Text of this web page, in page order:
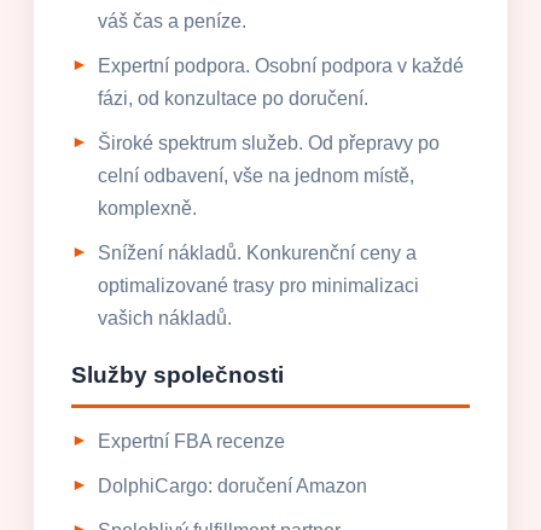
váš čas a peníze.
Expertní podpora. Osobní podpora v každé
fázi, od konzultace po doručení.
Široké spektrum služeb. Od přepravy po
celní odbavení, vše na jednom místě,
komplexně.
Snížení nákladů. Konkurenční ceny a
optimalizované trasy pro minimalizaci
vašich nákladů.
Služby společnosti
Expertní FBA recenze
DolphiCargo: doručení Amazon